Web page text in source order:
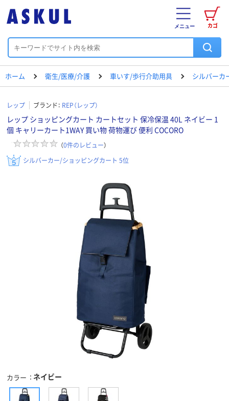
カゴ
メニュー
ホーム 衛生/医療/介護 車いす/歩行介助用具 シルバーカ
レップ ブランド： REP（レップ）
レップ ショッピングカート カートセット 保冷保温 40L ネイビー 1
個 キャリーカート1WAY 買い物 荷物運び 便利 COCORO
（0件のレビュー）
シルバーカー/ショッピングカート 5位
カラー ネイビー